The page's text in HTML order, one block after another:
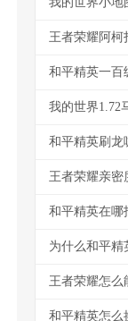
王者荣耀阿柯
我的世界1.72
和平精英在哪
为什么和平精
王者荣耀怎么